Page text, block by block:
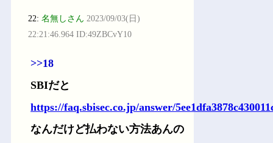
22:名無しさん 2023/09/03(日)
22:21:46.964 ID:49ZBCvY10
>>18
SBIだと
https://faq.sbisec.co.jp/answer/
なんだけど払わない方法あんの